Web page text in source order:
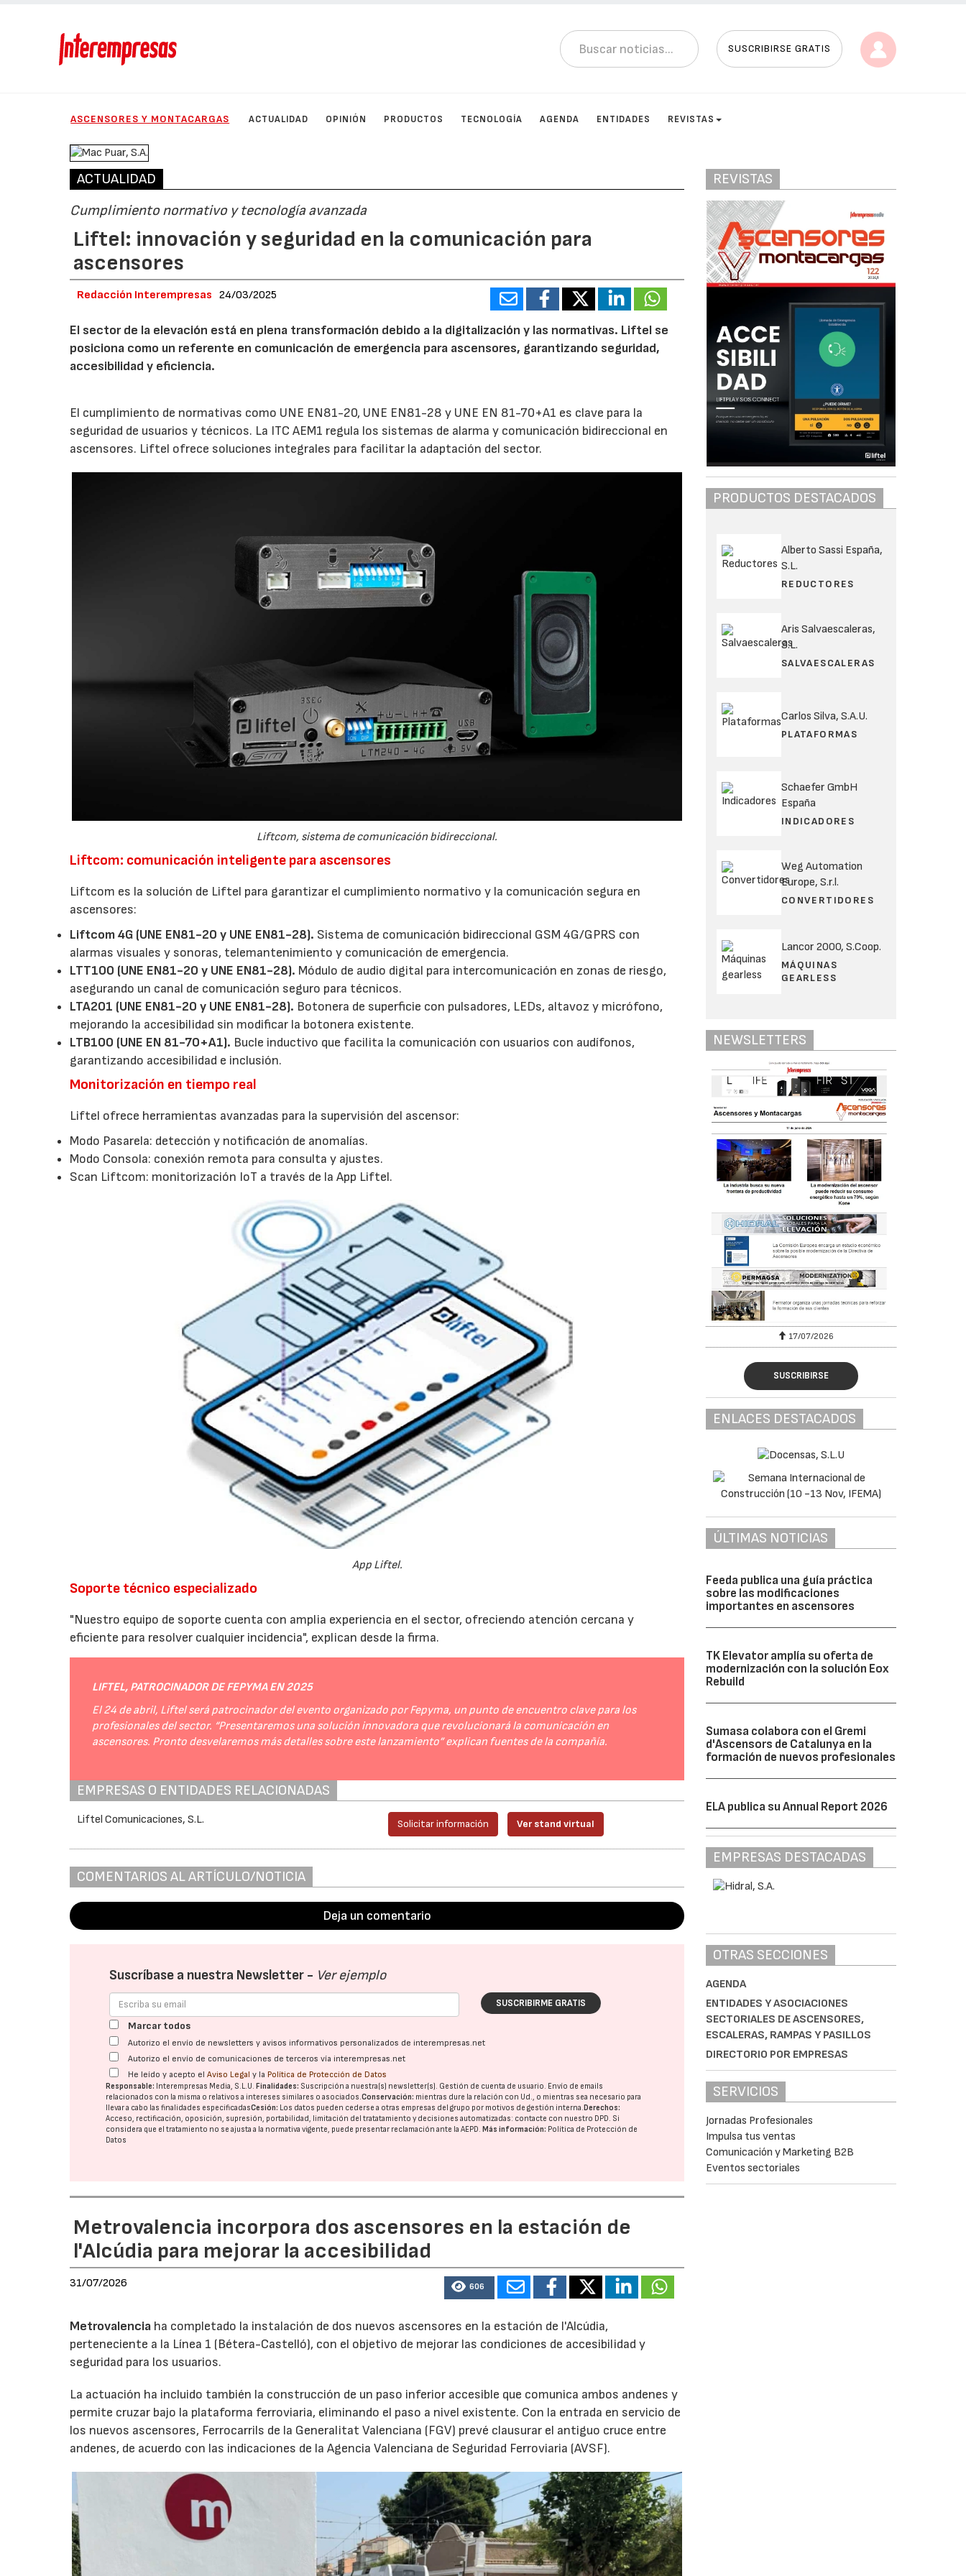
SUSCRIBIRSE GRATIS
ASCENSORES Y MONTACARGAS ACTUALIDAD OPINIÓN PRODUCTOS TECNOLOGÍA AGENDA ENTIDADES REVISTAS
ACTUALIDAD
Cumplimiento normativo y tecnología avanzada
Liftel: innovación y seguridad en la comunicación para
ascensores
Redacción Interempresas 24/03/2025
El sector de la elevación está en plena transformación debido a la digitalización y las normativas. Liftel se
posiciona como un referente en comunicación de emergencia para ascensores, garantizando seguridad,
accesibilidad y eficiencia.
El cumplimiento de normativas como UNE EN81-20, UNE EN81-28 y UNE EN 81-70+A1 es clave para la
seguridad de usuarios y técnicos. La ITC AEM1 regula los sistemas de alarma y comunicación bidireccional en
ascensores. Liftel ofrece soluciones integrales para facilitar la adaptación del sector.
Liftcom, sistema de comunicación bidireccional.
Liftcom: comunicación inteligente para ascensores
Liftcom es la solución de Liftel para garantizar el cumplimiento normativo y la comunicación segura en
ascensores:
Liftcom 4G (UNE EN81-20 y UNE EN81-28). Sistema de comunicación bidireccional GSM 4G/GPRS con
alarmas visuales y sonoras, telemantenimiento y comunicación de emergencia.
LTT100 (UNE EN81-20 y UNE EN81-28). Módulo de audio digital para intercomunicación en zonas de riesgo,
asegurando un canal de comunicación seguro para técnicos.
LTA201 (UNE EN81-20 y UNE EN81-28). Botonera de superficie con pulsadores, LEDs, altavoz y micrófono,
mejorando la accesibilidad sin modificar la botonera existente.
LTB100 (UNE EN 81-70+A1). Bucle inductivo que facilita la comunicación con usuarios con audífonos,
garantizando accesibilidad e inclusión.
Monitorización en tiempo real
Liftel ofrece herramientas avanzadas para la supervisión del ascensor:
Modo Pasarela: detección y notificación de anomalías.
Modo Consola: conexión remota para consulta y ajustes.
Scan Liftcom: monitorización IoT a través de la App Liftel.
App Liftel.
Soporte técnico especializado
"Nuestro equipo de soporte cuenta con amplia experiencia en el sector, ofreciendo atención cercana y
eficiente para resolver cualquier incidencia", explican desde la firma.
LIFTEL, PATROCINADOR DE FEPYMA EN 2025
El 24 de abril, Liftel será patrocinador del evento organizado por Fepyma, un punto de encuentro clave para los
profesionales del sector. “Presentaremos una solución innovadora que revolucionará la comunicación en
ascensores. Pronto desvelaremos más detalles sobre este lanzamiento” explican fuentes de la compañía.
EMPRESAS O ENTIDADES RELACIONADAS
Liftel Comunicaciones, S.L. Solicitar información Ver stand virtual
COMENTARIOS AL ARTÍCULO/NOTICIA
Deja un comentario
Suscríbase a nuestra Newsletter - Ver ejemplo
SUSCRIBIRME GRATIS
Marcar todos
Autorizo el envío de newsletters y avisos informativos personalizados de interempresas.net
Autorizo el envío de comunicaciones de terceros vía interempresas.net
He leído y acepto elAviso Legal y la Política de Protección de Datos
Responsable: Interempresas Media, S.L.U.Finalidades: Suscripción a nuestra(s) newsletter(s). Gestión de cuenta de usuario. Envío de emails
relacionados con la misma o relativos a intereses similares o asociados.Conservación: mientras dure la relación con Ud., o mientras sea necesario para
llevar a cabo las finalidades especificadasCesión: Los datos pueden cederse a otras empresas del grupo por motivos de gestión interna.Derechos:
Acceso, rectificación, oposición, supresión, portabilidad, limitación del tratatamiento y decisiones automatizadas: contacte con nuestro DPD. Si
considera que el tratamiento no se ajusta a la normativa vigente, puede presentar reclamación ante laAEPD.Más información: Política de Protección de
Datos
Metrovalencia incorpora dos ascensores en la estación de
l'Alcúdia para mejorar la accesibilidad
31/07/2026 606
Metrovalencia ha completado la instalación de dos nuevos ascensores en la estación de l'Alcúdia,
perteneciente a la Línea 1 (Bétera-Castelló), con el objetivo de mejorar las condiciones de accesibilidad y
seguridad para los usuarios.
La actuación ha incluido también la construcción de un paso inferior accesible que comunica ambos andenes y
permite cruzar bajo la plataforma ferroviaria, eliminando el paso a nivel existente. Con la entrada en servicio de
los nuevos ascensores, Ferrocarrils de la Generalitat Valenciana (FGV) prevé clausurar el antiguo cruce entre
andenes, de acuerdo con las indicaciones de la Agencia Valenciana de Seguridad Ferroviaria (AVSF).
REVISTAS
PRODUCTOS DESTACADOS
Alberto Sassi España,
S.L.
REDUCTORES
Aris Salvaescaleras,
S.L.
SALVAESCALERAS
Carlos Silva, S.A.U.
PLATAFORMAS
Schaefer GmbH
España
INDICADORES
Weg Automation
Europe, S.r.l.
CONVERTIDORES
Lancor 2000, S.Coop.
MÁQUINAS
GEARLESS
NEWSLETTERS
17/07/2026
SUSCRIBIRSE
ENLACES DESTACADOS
ÚLTIMAS NOTICIAS
Feeda publica una guía práctica
sobre las modificaciones
importantes en ascensores
TK Elevator amplía su oferta de
modernización con la solución Eox
Rebuild
Sumasa colabora con el Gremi
d'Ascensors de Catalunya en la
formación de nuevos profesionales
ELA publica su Annual Report 2026
EMPRESAS DESTACADAS
OTRAS SECCIONES
AGENDA
ENTIDADES Y ASOCIACIONES
SECTORIALES DE ASCENSORES,
ESCALERAS, RAMPAS Y PASILLOS
DIRECTORIO POR EMPRESAS
SERVICIOS
Jornadas Profesionales
Impulsa tus ventas
Comunicación y Marketing B2B
Eventos sectoriales